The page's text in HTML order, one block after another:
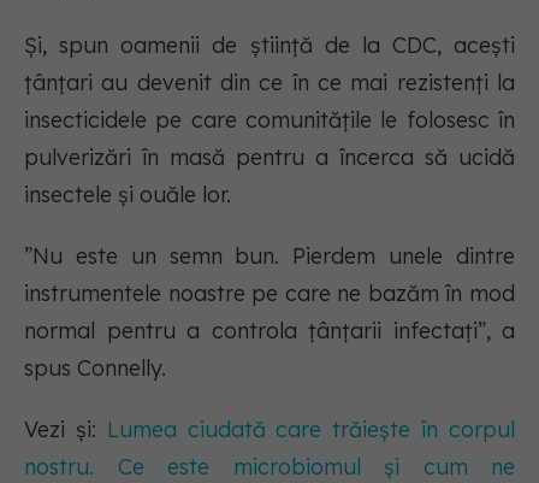
Și, spun oamenii de știință de la CDC, acești
țânțari au devenit din ce în ce mai rezistenți la
insecticidele pe care comunitățile le folosesc în
pulverizări în masă pentru a încerca să ucidă
insectele și ouăle lor.
”Nu este un semn bun. Pierdem unele dintre
instrumentele noastre pe care ne bazăm în mod
normal pentru a controla țânțarii infectați”, a
spus Connelly.
Vezi și: Lumea ciudată care trăiește în corpul
nostru. Ce este microbiomul și cum ne